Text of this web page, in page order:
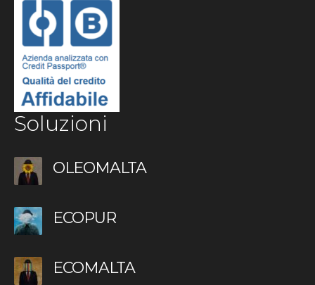
Soluzioni
OLEOMALTA
ECOPUR
ECOMALTA